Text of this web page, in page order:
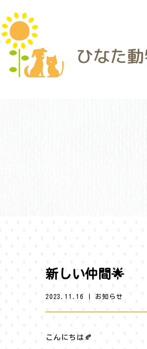
新しい仲間🌟
2023.11.16 お知らせ
こんにちは🍂